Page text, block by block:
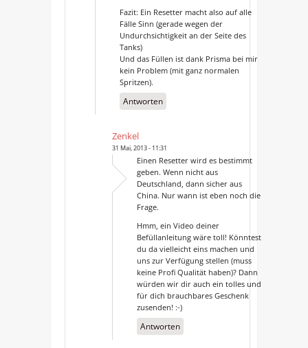
Fazit: Ein Resetter macht also auf alle
Fälle Sinn (gerade wegen der
Undurchsichtigkeit an der Seite des
Tanks)
Und das Füllen ist dank Prisma bei mir
kein Problem (mit ganz normalen
Spritzen).
Antworten
Zenkel
31 Mai, 2013 - 11:31
Einen Resetter wird es bestimmt
geben. Wenn nicht aus
Deutschland, dann sicher aus
China. Nur wann ist eben noch die
Frage.
Hmm, ein Video deiner
Befüllanleitung wäre toll! Könntest
du da vielleicht eins machen und
uns zur Verfügung stellen (muss
keine Profi Qualität haben)? Dann
würden wir dir auch ein tolles und
für dich brauchbares Geschenk
zusenden! :-)
Antworten